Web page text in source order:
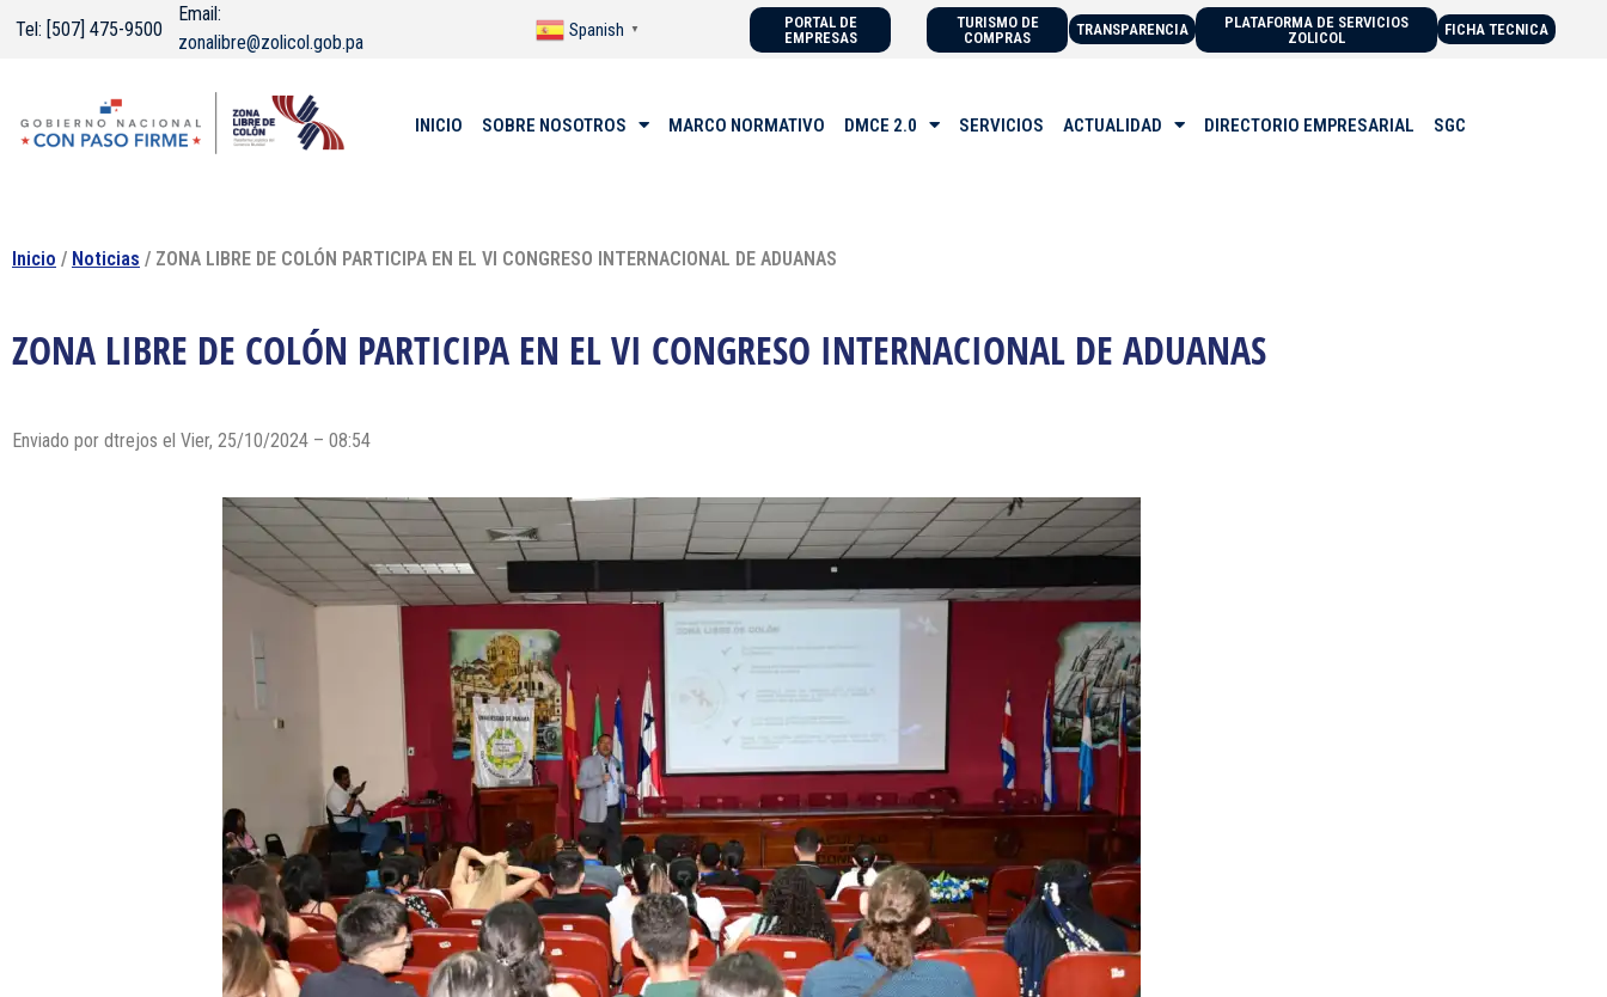
Tel: [507] 475-9500
Email:
zonalibre@zolicol.gob.pa
Spanish ▼
PORTAL DE
EMPRESAS
TURISMO DE
COMPRAS
TRANSPARENCIA
PLATAFORMA DE SERVICIOS
ZOLICOL
FICHA TECNICA
INICIO SOBRE NOSOTROS MARCO NORMATIVO DMCE 2.0 SERVICIOS ACTUALIDAD DIRECTORIO EMPRESARIAL SGC
Inicio / Noticias / ZONA LIBRE DE COLÓN PARTICIPA EN EL VI CONGRESO INTERNACIONAL DE ADUANAS
ZONA LIBRE DE COLÓN PARTICIPA EN EL VI CONGRESO INTERNACIONAL DE ADUANAS
Enviado por dtrejos el Vier, 25/10/2024 – 08:54